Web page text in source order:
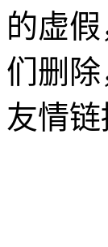
的虚
们删
友情链